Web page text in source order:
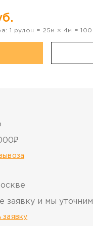
1 рулон = 25м × 4м =100
заявку и мы уточним
заявку